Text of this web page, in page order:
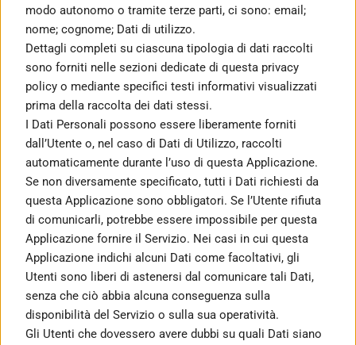
modo autonomo o tramite terze parti, ci sono: email;
nome; cognome; Dati di utilizzo.
Dettagli completi su ciascuna tipologia di dati raccolti
sono forniti nelle sezioni dedicate di questa privacy
policy o mediante specifici testi informativi visualizzati
prima della raccolta dei dati stessi.
I Dati Personali possono essere liberamente forniti
dall’Utente o, nel caso di Dati di Utilizzo, raccolti
automaticamente durante l’uso di questa Applicazione.
Se non diversamente specificato, tutti i Dati richiesti da
questa Applicazione sono obbligatori. Se l’Utente rifiuta
di comunicarli, potrebbe essere impossibile per questa
Applicazione fornire il Servizio. Nei casi in cui questa
Applicazione indichi alcuni Dati come facoltativi, gli
Utenti sono liberi di astenersi dal comunicare tali Dati,
senza che ciò abbia alcuna conseguenza sulla
disponibilità del Servizio o sulla sua operatività.
Gli Utenti che dovessero avere dubbi su quali Dati siano